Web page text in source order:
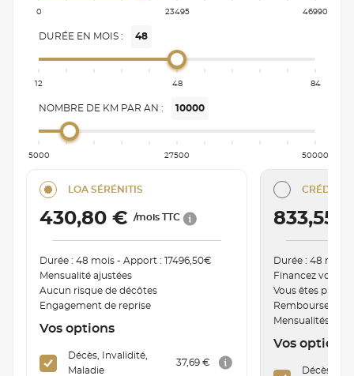
0 23495 46990
DURÉE EN MOIS : 48
12 48 84
NOMBRE DE KM PAR AN : 10000
5000 27500 50000
LOA SÉRÉNITIS
430,80 €/mois TTC
Durée : 48 mois - Apport : 17496,50€
Mensualité ajustées
Aucun risque de décôtes
Engagement de reprise
Vos options
Décès, Invalidité,
Maladie
37,69 €
CRÉDIT
833,55
Durée : 48 mois
Financez votre
Vous êtes
Mensualités
Vos options
Décès,